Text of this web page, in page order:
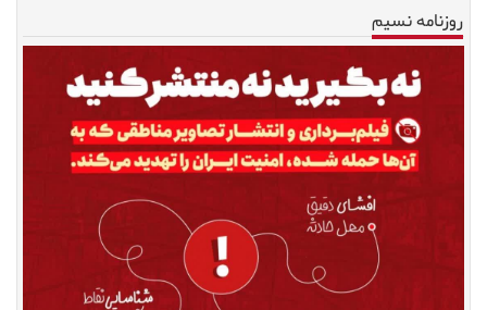
روزنامه نسیم